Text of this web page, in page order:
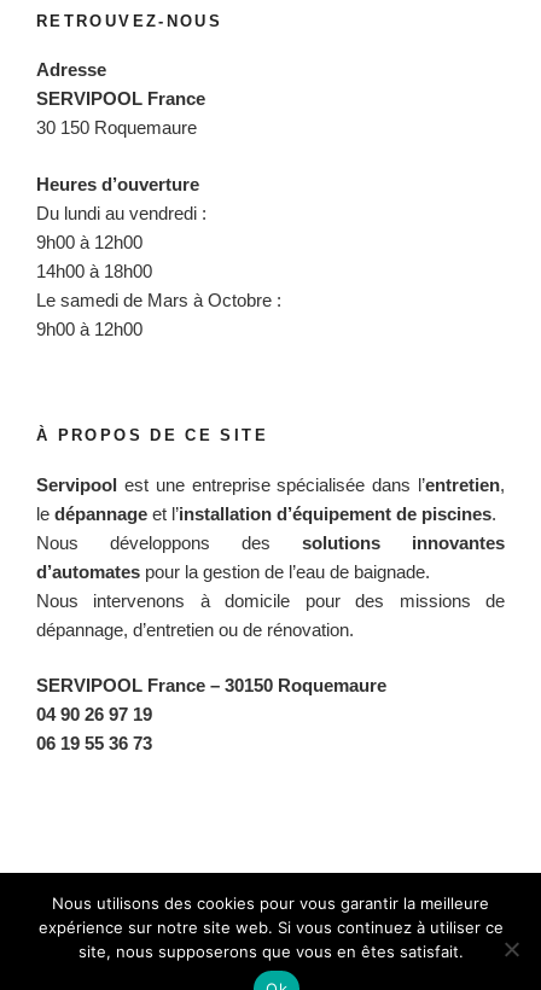
RETROUVEZ-NOUS
Adresse
SERVIPOOL France
30 150 Roquemaure
Heures d’ouverture
Du lundi au vendredi :
9h00 à 12h00
14h00 à 18h00
Le samedi de Mars à Octobre :
9h00 à 12h00
À PROPOS DE CE SITE
Servipool est une entreprise spécialisée dans l’entretien,
le dépannage et l’installation d’équipement de piscines.
Nous développons des solutions innovantes
d’automates pour la gestion de l’eau de baignade.
Nous intervenons à domicile pour des missions de
dépannage, d’entretien ou de rénovation.
SERVIPOOL France – 30150 Roquemaure
04 90 26 97 19
06 19 55 36 73
Fièrement propulsé par WordPress
Nous utilisons des cookies pour vous garantir la meilleure
expérience sur notre site web. Si vous continuez à utiliser ce
site, nous supposerons que vous en êtes satisfait.